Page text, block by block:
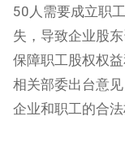
50人需要成立职
失，导致企业股
保障职工股权权
相关部委出台意
企业和职工的合法